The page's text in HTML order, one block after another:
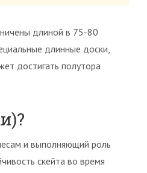
длиной в 75-80
длинные доски,
достигать полутора
и выполняющий роль
скейта во время